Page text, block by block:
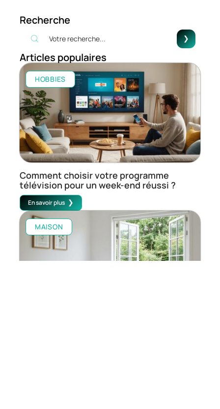
Recherche
Articles populaires
HOBBIES
Comment choisir votre programme
télévision pour un week-end réussi ?
En savoir plus
MAISON